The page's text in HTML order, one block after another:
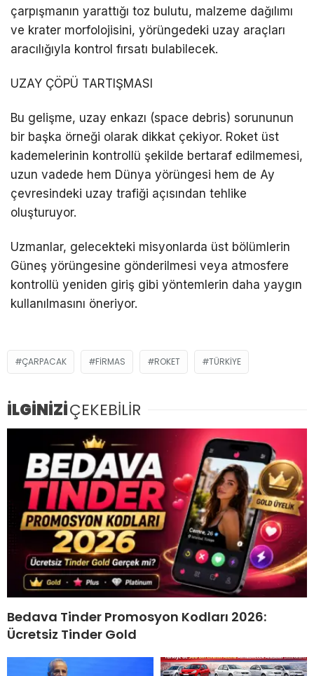
çarpışmanın yarattığı toz bulutu, malzeme dağılımı
ve krater morfolojisini, yörüngedeki uzay araçları
aracılığıyla kontrol fırsatı bulabilecek.
UZAY ÇÖPÜ TARTIŞMASI
Bu gelişme, uzay enkazı (space debris) sorununun
bir başka örneği olarak dikkat çekiyor. Roket üst
kademelerinin kontrollü şekilde bertaraf edilmemesi,
uzun vadede hem Dünya yörüngesi hem de Ay
çevresindeki uzay trafiği açısından tehlike
oluşturuyor.
Uzmanlar, gelecekteki misyonlarda üst bölümlerin
Güneş yörüngesine gönderilmesi veya atmosfere
kontrollü yeniden giriş gibi yöntemlerin daha yaygın
kullanılmasını öneriyor.
ÇARPACAK FIRMAS ROKET TÜRKIYE
İLGİNİZİÇEKEBİLİR
Bedava Tinder Promosyon Kodları 2026:
Ücretsiz Tinder Gold